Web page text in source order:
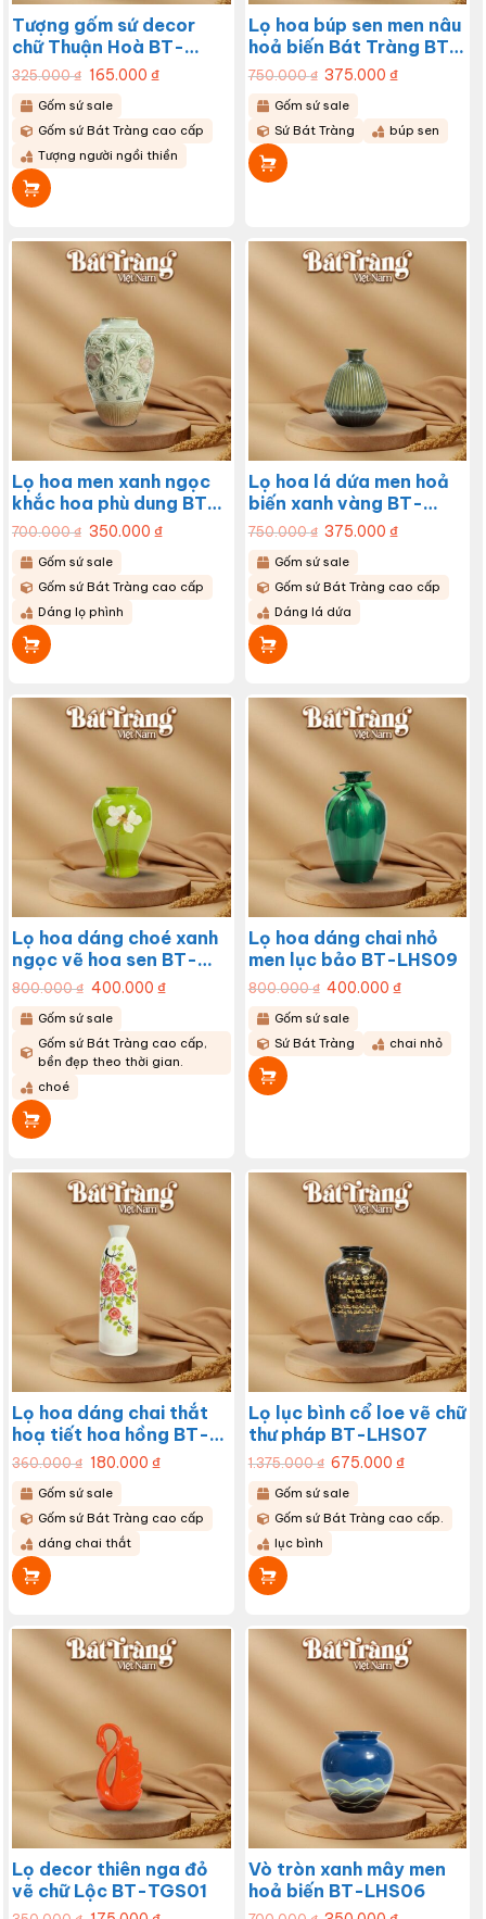
Tượng gốm sứ decor
chữ Thuận Hoà BT-
TGS02
325.000₫ Giá
gốc
là:
325.000 ₫.
165.000 ₫Giá
hiện
165.000 ₫.
Gốm sứ sale
Gốm sứ Bát Tràng cao cấp
Tượng người ngồi thiền
Lọ hoa búp sen men nâu
hoả biến Bát Tràng BT-
LHS16
750.000₫ Giá
gốc
là:
750.000 ₫.
375.000₫Giá
hiện
375.000 ₫.
Gốm sứ sale
Sứ Bát Tràng
búp sen
Lọ hoa men xanh ngọc
khắc hoa phù dung BT-
LHS14
700.000₫ Giá
gốc
là:
700.000 ₫.
350.000 ₫Giá
hiện
350.000 ₫.
Gốm sứ sale
Gốm sứ Bát Tràng cao cấp
Dáng lọ phình
Lọ hoa lá dứa men hoả
biến xanh vàng BT-
LHS13
750.000₫ Giá
gốc
là:
750.000 ₫.
375.000₫Giá
hiện
375.000 ₫.
Gốm sứ sale
Gốm sứ Bát Tràng cao cấp
Dáng lá dứa
Lọ hoa dáng choé xanh
ngọc vẽ hoa sen BT-
LHS10
800.000₫ Giá
gốc
là:
800.000 ₫.
400.000 ₫Giá
hiện
400.000 ₫.
Gốm sứ sale
Gốm sứ Bát Tràng cao cấp,
bền đẹp theo thời gian.
choé
Lọ hoa dáng chai nhỏ
men lục bảo BT-LHS09
800.000₫ Giá
gốc
là:
800.000 ₫.
400.000₫Giá
hiện
400.000 ₫.
Gốm sứ sale
Sứ Bát Tràng
chai nhỏ
Lọ hoa dáng chai thắt
hoạ tiết hoa hồng BT-
LHS08
360.000₫ Giá
gốc
là:
360.000 ₫.
180.000 ₫Giá
hiện
180.000 ₫.
Gốm sứ sale
Gốm sứ Bát Tràng cao cấp
dáng chai thắt
Lọ lục bình cổ loe vẽ chữ
thư pháp BT-LHS07
1.375.000₫ Giá
gốc
là:
1.375.000 ₫.
675.000₫Giá
hiện
675.000 ₫.
Gốm sứ sale
Gốm sứ Bát Tràng cao cấp.
lục bình
Lọ decor thiên nga đỏ
vẽ chữ Lộc BT-TGS01
Vò tròn xanh mây men
hoả biến BT-LHS06